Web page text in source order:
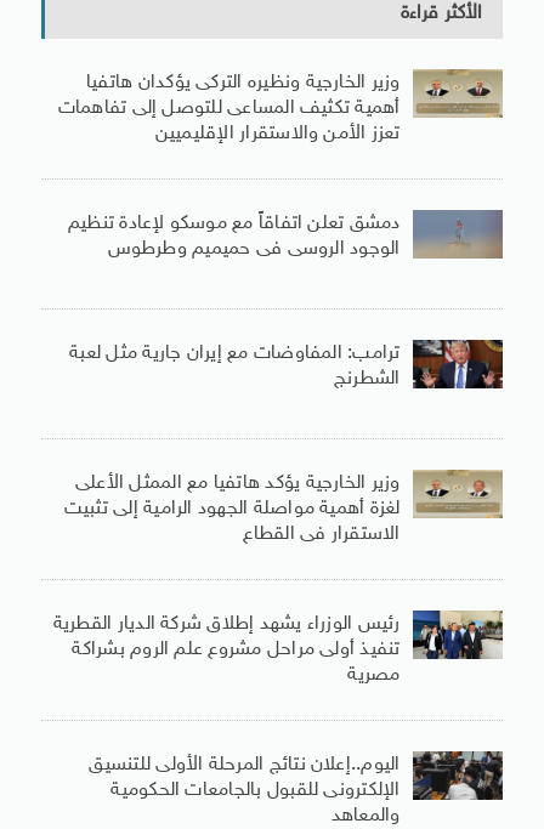
الأكثر قراءة
وزير الخارجية ونظيره التركى يؤكدان هاتفيا
أهمية تكثيف المساعى للتوصل إلى تفاهمات
تعزز الأمن والاستقرار الإقليميين
دمشق تعلن اتفاقاً مع موسكو لإعادة تنظيم
الوجود الروسى فى حميميم وطرطوس
ترامب: المفاوضات مع إيران جارية مثل لعبة
الشطرنج
وزير الخارجية يؤكد هاتفيا مع الممثل الأعلى
لغزة أهمية مواصلة الجهود الرامية إلى تثبيت
الاستقرار فى القطاع
رئيس الوزراء يشهد إطلاق شركة الديار القطرية
تنفيذ أولى مراحل مشروع علم الروم بشراكة
مصرية
اليوم..إعلان نتائج المرحلة الأولى للتنسيق
الإلكترونى للقبول بالجامعات الحكومية
والمعاهد